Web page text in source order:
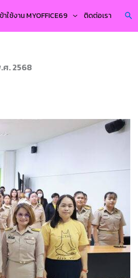
าใช้งาน MYOFFICE69 ติดต่อเรา
ศ. 2568